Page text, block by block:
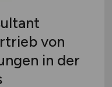
von
in der